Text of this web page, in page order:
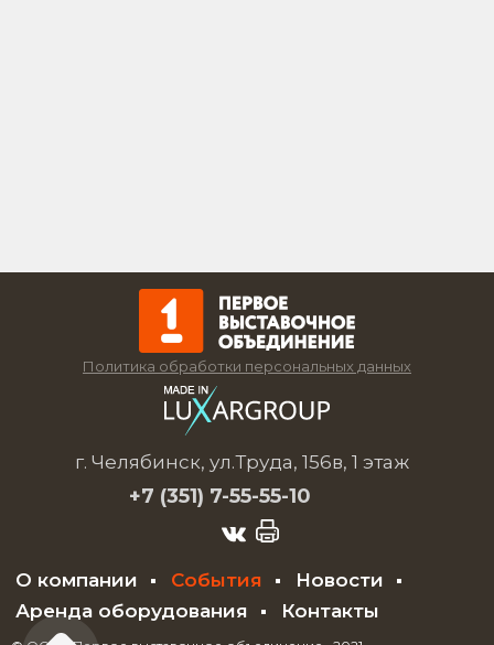
Политика обработки персональных данных
г. Челябинск, ул.Труда, 156в, 1 этаж
+7 (351) 7-55-55-10
О компании События
Новости
Аренда оборудования
Контакты